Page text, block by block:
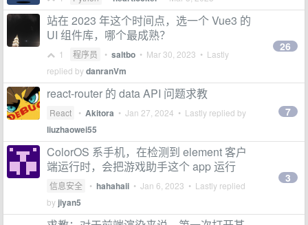
站在 2023 年这个时间点，选一个 Vue3 的
UI 组件库，哪个最成熟？
1 程序员 • saltbo • Mar 30, 2023 • Lastly
replied bydanranVm
26
react-router 的 data API 问题求教
React • Akitora • Jan 27, 2024 • Lastly replied by
liuzhaowei55
7
ColorOS 系手机，在检测到 element 客户
端运行时，会把游戏助手这个 app 运行
信息安全 • hahahaii • Jan 6, 2023 • Lastly replied
by jiyan5
3